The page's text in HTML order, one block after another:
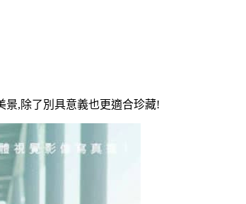
景,除了別具意義也更適合珍藏!